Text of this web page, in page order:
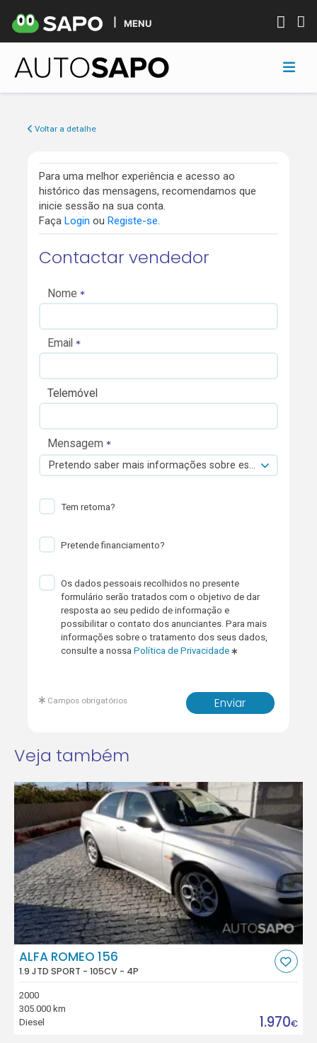
MENU
Voltar a detalhe
Para uma melhor experiência e acesso ao
histórico das mensagens, recomendamos que
inicie sessão na sua conta.
Faça Login ou Registe-se.
Contactar vendedor
Nome
Email
Telemóvel
Mensagem
Pretendo saber mais informações sobre esta viatura.
Tem retoma?
Pretende financiamento?
Os dados pessoais recolhidos no presente
formulário serão tratados com o objetivo de dar
resposta ao seu pedido de informação e
possibilitar o contato dos anunciantes. Para mais
informações sobre o tratamento dos seus dados,
consulte a nossaPolítica de Privacidade
Enviar
Campos obrigatórios
Veja também
ALFA ROMEO 156
1.9 JTD SPORT - 105CV - 4P
2000
305.000 km
Diesel
1.970€